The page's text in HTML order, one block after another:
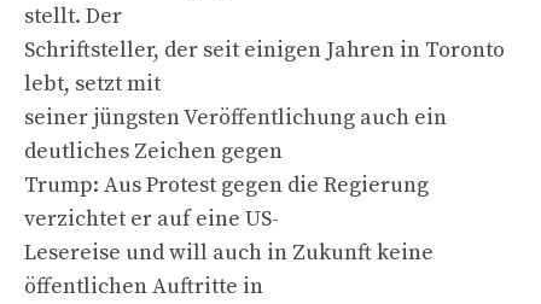
stellt. Der
Schriftsteller, der seit einigen Jahren in Toronto
lebt, setzt mit
seiner jüngsten Veröffentlichung auch ein
deutliches Zeichen gegen
Trump: Aus Protest gegen die Regierung
verzichtet er auf eine US-
Lesereise und will auch in Zukunft keine
öffentlichen Auftritte in